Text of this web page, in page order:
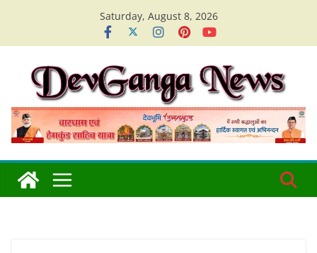
content
Saturday, August 8, 2026